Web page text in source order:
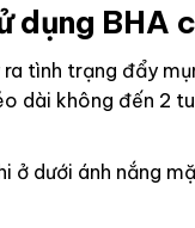
dụng BHA
tình trạng đẩy
dài không đến 2
ở dưới ánh nắng